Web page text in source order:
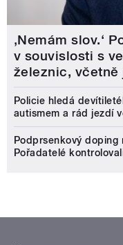
‚Nemám slov.‘
v souvislosti s
železnic, včetně
Policie hledá
autismem a rád jezdí
Podprsenkový doping
Pořadatelé